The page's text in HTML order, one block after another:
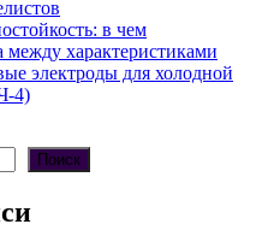
в чем
характеристиками
электроды для холодной
4)
Поиск